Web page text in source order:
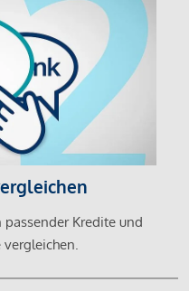
Kredite und